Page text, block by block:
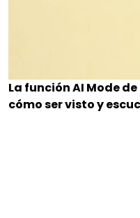
La función AI Mode
cómo ser visto y